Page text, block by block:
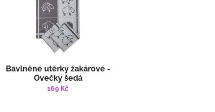
Bavlněné utěrky žakárové -
Ovečky šedá
169 Kč